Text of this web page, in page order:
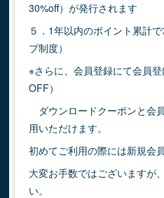
30%off）が発行されます
５．1年以内のポイント累計
プ制度）
※さらに、会員登録にて会員
OFF）
ダウンロードクーポンと会
用いただけます。
初めてご利用の際には新規会
大変お手数ではございますが
い。